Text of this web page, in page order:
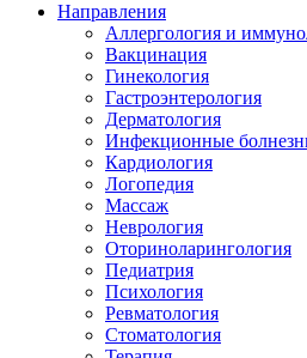
Направления
Аллергология и
Вакцинация
Гинекология
Гастроэнтерология
Дерматология
Инфекционные
Кардиология
Логопедия
Массаж
Неврология
Оториноларингология
Педиатрия
Психология
Ревматология
Стоматология